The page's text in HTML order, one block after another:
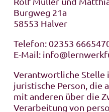
Burgweg 21a
58553 Halver
Telefon: 02353
E-Mail:
Verantwortliche Stelle
juristische Person, die
mit anderen über die
Verarbeitung von